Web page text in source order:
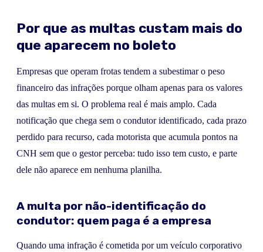
Por que as multas custam mais do
que aparecem no boleto
Empresas que operam frotas tendem a subestimar o peso
financeiro das infrações porque olham apenas para os valores
das multas em si. O problema real é mais amplo. Cada
notificação que chega sem o condutor identificado, cada prazo
perdido para recurso, cada motorista que acumula pontos na
CNH sem que o gestor perceba: tudo isso tem custo, e parte
dele não aparece em nenhuma planilha.
A multa por não-identificação do
condutor: quem paga é a empresa
Quando uma infração é cometida por um veículo corporativo